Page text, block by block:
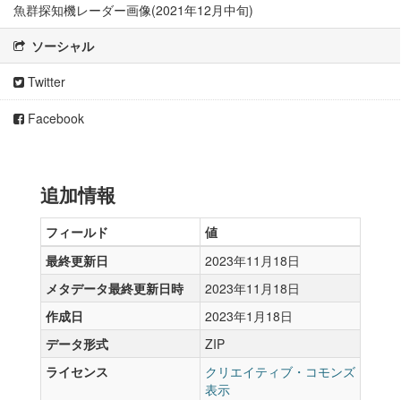
魚群探知機レーダー画像(2021年12月中旬)
ソーシャル
Twitter
Facebook
追加情報
フィールド
値
最終更新日
2023年11月18日
メタデータ最終更新日時
2023年11月18日
作成日
2023年1月18日
データ形式
ZIP
ライセンス
クリエイティブ・コモンズ
表示